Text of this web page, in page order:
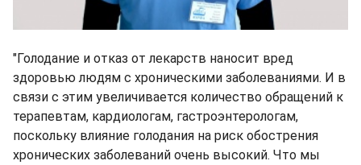
"Голодание и отказ от лекарств наносит вред
здоровью людям с хроническими заболеваниями. И в
связи с этим увеличивается количество обращений к
терапевтам, кардиологам, гастроэнтерологам,
поскольку влияние голодания на риск обострения
хронических заболеваний очень высокий. Что мы